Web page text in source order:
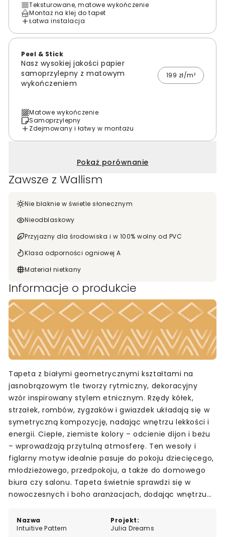
Teksturowane, matowe wykończenie
Montaż na klej do tapet
Łatwa instalacja
Peel & Stick
Nasz wysokiej jakości papier
samoprzylepny z matowym
wykończeniem
199 zł/m²
Matowe wykończenie
Samoprzylepny
Zdejmowany i łatwy w montażu
Pokaż porównanie
Zawsze z Wallism
Nie blaknie w świetle słonecznym
Nieodblaskowy
Przyjazny dla środowiska i w 100% wolny od PVC
Klasa odporności ogniowej A
Materiał nietkany
Informacje o produkcie
Nazwa
Intuitive Pattern
Projekt:
Julia Dreams
Tapeta z białymi geometrycznymi kształtami na
jasnobrązowym tle tworzy rytmiczny, dekoracyjny
wzór inspirowany stylem etnicznym. Rzędy kółek,
strzałek, rombów, zygzaków i gwiazdek układają się w
symetryczną kompozycję, nadając wnętrzu lekkości i
energii. Ciepłe, ziemiste kolory – odcienie dijon i beżu
– wprowadzają przytulną atmosferę. Ten wesoły i
figlarny motyw idealnie pasuje do pokoju dziecięcego,
młodzieżowego, przedpokoju, a także do domowego
biura czy salonu. Tapeta świetnie sprawdzi się w
nowoczesnych i boho aranżacjach, dodając wnętrzu